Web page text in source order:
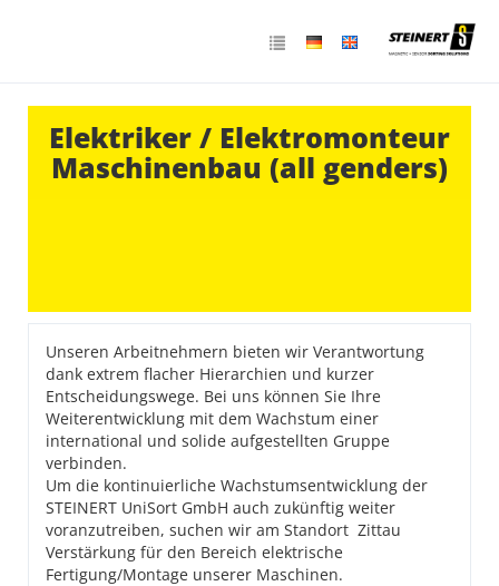
Elektriker / Elektromonteur
Maschinenbau (all genders)
Unseren Arbeitnehmern bieten wir Verantwortung
dank extrem flacher Hierarchien und kurzer
Entscheidungswege. Bei uns können Sie Ihre
Weiterentwicklung mit dem Wachstum einer
international und solide aufgestellten Gruppe
verbinden.
Um die kontinuierliche Wachstumsentwicklung der
STEINERT UniSort GmbH auch zukünftig weiter
voranzutreiben, suchen wir am Standort Zittau
Verstärkung für den Bereich elektrische
Fertigung/Montage unserer Maschinen.